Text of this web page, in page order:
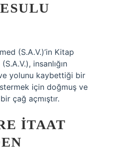
(S.A.V.)’in Kitap
insanlığın
yolunu kaybettiği bir
için doğmuş ve
çağ açmıştır.
ITAAT